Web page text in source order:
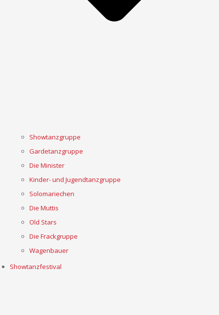
Showtanzgruppe
Gardetanzgruppe
Die Minister
Kinder- und Jugendtanzgruppe
Solomariechen
Die Muttis
Old Stars
Die Frackgruppe
Wagenbauer
Showtanzfestival